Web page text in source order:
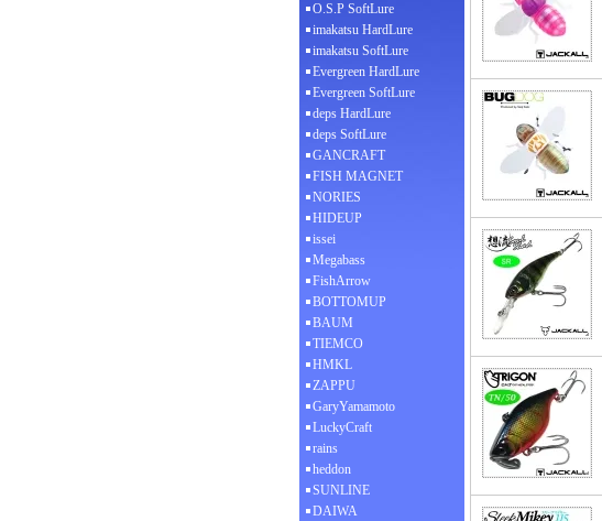
O.S.P SoftLure
imakatsu HardLure
imakatsu SoftLure
Evergreen HardLure
Evergreen SoftLure
deps HardLure
deps SoftLure
GANCRAFT
FISH MAGNET
NORIES
HIDEUP
issei
Megabass
FishArrow
BOTTOMUP
BAUM
TIEMCO
HMKL
ZAPPU
GaryYamamoto
LuckyCraft
rains
heddon
SUNLINE
DAIWA